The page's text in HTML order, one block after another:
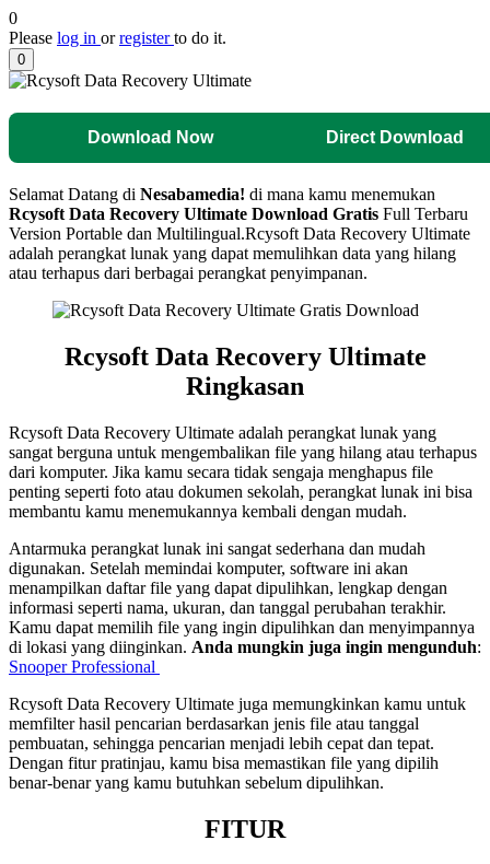
0
Please log in orregisterto do it.
0
Download Now Direct Download
Selamat Datang di Nesabamedia! di mana kamu menemukan
Rcysoft Data Recovery Ultimate Download Gratis Full Terbaru
Version Portable dan Multilingual.Rcysoft Data Recovery Ultimate
adalah perangkat lunak yang dapat memulihkan data yang hilang
atau terhapus dari berbagai perangkat penyimpanan.
Rcysoft Data Recovery Ultimate
Ringkasan
Rcysoft Data Recovery Ultimate adalah perangkat lunak yang
sangat berguna untuk mengembalikan file yang hilang atau terhapus
dari komputer. Jika kamu secara tidak sengaja menghapus file
penting seperti foto atau dokumen sekolah, perangkat lunak ini bisa
membantu kamu menemukannya kembali dengan mudah.
Antarmuka perangkat lunak ini sangat sederhana dan mudah
digunakan. Setelah memindai komputer, software ini akan
menampilkan daftar file yang dapat dipulihkan, lengkap dengan
informasi seperti nama, ukuran, dan tanggal perubahan terakhir.
Kamu dapat memilih file yang ingin dipulihkan dan menyimpannya
di lokasi yang diinginkan. Anda mungkin juga ingin mengunduh:
Snooper Professional
Rcysoft Data Recovery Ultimate juga memungkinkan kamu untuk
memfilter hasil pencarian berdasarkan jenis file atau tanggal
pembuatan, sehingga pencarian menjadi lebih cepat dan tepat.
Dengan fitur pratinjau, kamu bisa memastikan file yang dipilih
benar-benar yang kamu butuhkan sebelum dipulihkan.
FITUR